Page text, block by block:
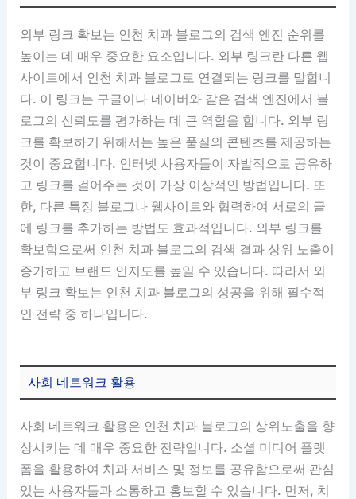
외부 링크 확보는 인천 치과 블로그의 검색 엔진 순위를
높이는 데 매우 중요한 요소입니다. 외부 링크란 다른 웹
사이트에서 인천 치과 블로그로 연결되는 링크를 말합니
다. 이 링크는 구글이나 네이버와 같은 검색 엔진에서 블
로그의 신뢰도를 평가하는 데 큰 역할을 합니다. 외부 링
크를 확보하기 위해서는 높은 품질의 콘텐츠를 제공하는
것이 중요합니다. 인터넷 사용자들이 자발적으로 공유하
고 링크를 걸어주는 것이 가장 이상적인 방법입니다. 또
한, 다른 특정 블로그나 웹사이트와 협력하여 서로의 글
에 링크를 추가하는 방법도 효과적입니다. 외부 링크를
확보함으로써 인천 치과 블로그의 검색 결과 상위 노출이
증가하고 브랜드 인지도를 높일 수 있습니다. 따라서 외
부 링크 확보는 인천 치과 블로그의 성공을 위해 필수적
인 전략 중 하나입니다.
사회 네트워크 활용
사회 네트워크 활용은 인천 치과 블로그의 상위노출을 향
상시키는 데 매우 중요한 전략입니다. 소셜 미디어 플랫
폼을 활용하여 치과 서비스 및 정보를 공유함으로써 관심
있는 사용자들과 소통하고 홍보할 수 있습니다. 먼저, 치